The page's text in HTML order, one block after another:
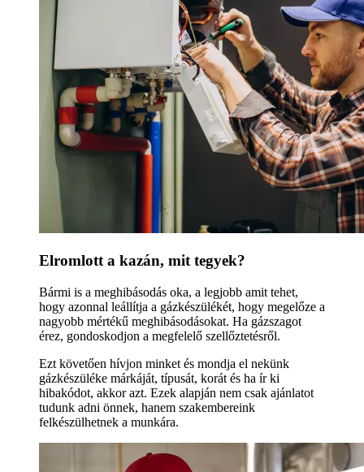
Elromlott a kazán, mit tegyek?
Bármi is a meghibásodás oka, a legjobb amit tehet,
hogy azonnal leállítja a gázkészülékét, hogy megelőze a
nagyobb mértékű meghibásodásokat. Ha gázszagot
érez, gondoskodjon a megfelelő szellőztetésről.
Ezt követően hívjon minket és mondja el nekünk
gázkészüléke márkáját, típusát, korát és ha ír ki
hibakódot, akkor azt. Ezek alapján nem csak ajánlatot
tudunk adni önnek, hanem szakembereink
felkészülhetnek a munkára.